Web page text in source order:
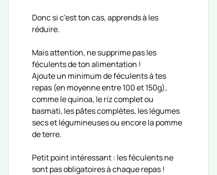
Donc si c’est ton cas, apprends à les
réduire.
Mais attention, ne supprime pas les
féculents de ton alimentation !
Ajoute un minimum de féculents à tes
repas (en moyenne entre 100 et 150g),
comme le quinoa, le riz complet ou
basmati, les pâtes complètes, les légumes
secs et légumineuses ou encore la pomme
de terre.
Petit point intéressant : les féculents ne
sont pas obligatoires à chaque repas !